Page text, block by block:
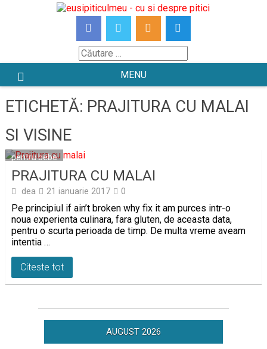
Căutare
MENU
ETICHETĂ: PRAJITURA CU MALAI
SI VISINE
pentru bebe
PRAJITURA CU MALAI
dea 21 ianuarie 2017 0
Pe principiul if ain’t broken why fix it am purces intr-o
noua experienta culinara, fara gluten, de aceasta data,
pentru o scurta perioada de timp. De multa vreme aveam
intentia …
Citeste tot
AUGUST 2026